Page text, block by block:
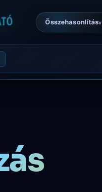
Összehasonlításv